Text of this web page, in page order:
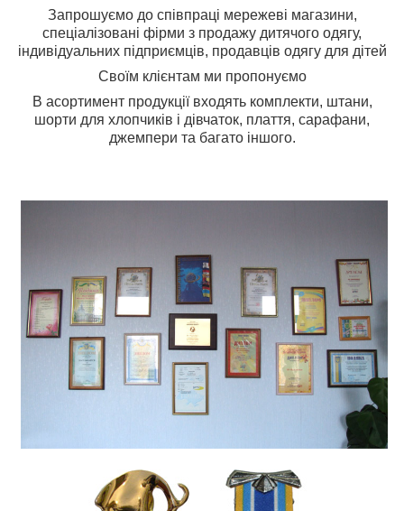
Запрошуємо до співпраці мережеві магазини,
спеціалізовані фірми з продажу дитячого одягу,
індивідуальних підприємців, продавців одягу для дітей
Своїм клієнтам ми пропонуємо
В асортимент продукції входять комплекти, штани,
шорти для хлопчиків і дівчаток, плаття, сарафани,
джемпери та багато іншого.